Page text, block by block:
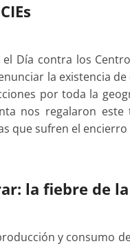
Día contra los
la existencia
por toda la
nos regalaron
que sufren el
la fiebre de
y consumo